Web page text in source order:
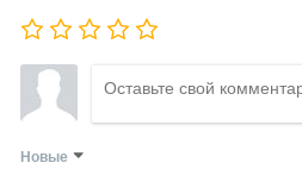
Новые